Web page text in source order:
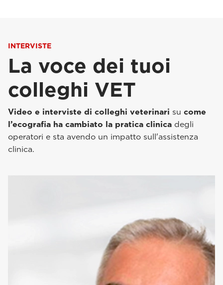
INTERVISTE
La voce dei tuoi
colleghi VET
Video e interviste di colleghi veterinari su come
l’ecografia ha cambiato la pratica clinica degli
operatori e sta avendo un impatto sull'assistenza
clinica.